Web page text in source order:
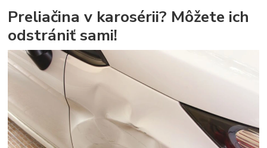
Preliačina v karosérii? Môžete ich
odstrániť sami!